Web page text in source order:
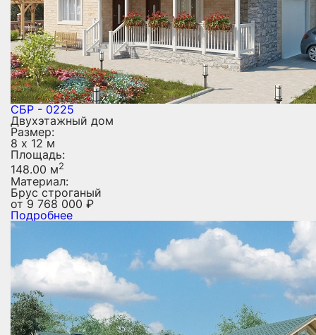
СБР - 0225
Двухэтажный дом
Размер:
8 х 12 м
Площадь:
148.00 м2
Материал:
Брус строганый
от9 768 000 ₽
Подробнее